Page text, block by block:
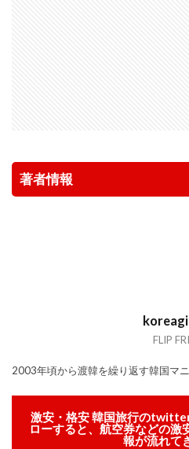
著者情報
FLIP
2003年頃から渡韓を繰り返す韓国マニ
激安・格安 韓国旅行の
ローすると、航空券などの激
報が流れて